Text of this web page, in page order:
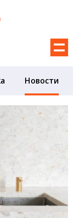
Новости